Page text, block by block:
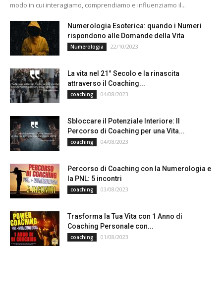
modo in cui interagiamo, comprendiamo e influenziamo il...
Numerologia Esoterica: quando i Numeri
rispondono alle Domande della Vita
Numerologia 22/10/2023
La vita nel 21° Secolo e la rinascita
attraverso il Coaching...
coaching 04/08/2023
Sbloccare il Potenziale Interiore: Il
Percorso di Coaching per una Vita...
coaching 04/08/2023
Percorso di Coaching con la Numerologia e
la PNL: 5 incontri
coaching 03/08/2023
Trasforma la Tua Vita con 1 Anno di
Coaching Personale con...
coaching 01/08/2023